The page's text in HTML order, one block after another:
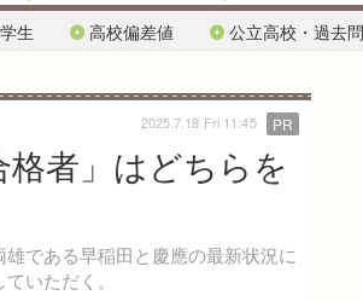
生 高校偏差値 公立高校・過去問
格者」はどちらを
である早稲田と慶應の最新状況に
いただく。
2025.7.18 Fri 11:45 PR